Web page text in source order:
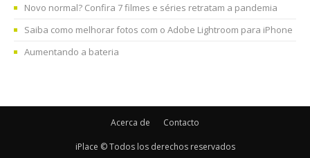
Novo normal? Confira 7 filmes e séries retratam a pandemia
Saiba como melhorar fotos com o Adobe Lightroom para iPhone
Aumentando a bateria
Acerca de Contacto
iPlace © Todos los derechos reservados